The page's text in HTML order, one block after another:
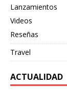
Lanzamientos
Videos
Reseñas
Travel
ACTUALIDAD